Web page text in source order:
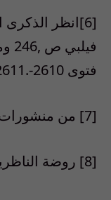
[6]انظر
فتوى 2610-.2611
[7] من منشورات دار الفارابي.
[8] روضة الناظرين عن مآثر علماء نجد/ القاضي